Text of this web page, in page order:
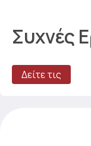
Συχνές
Δείτε τις